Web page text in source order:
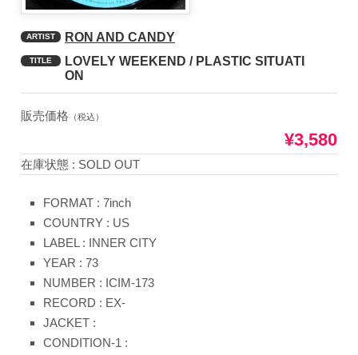
ARTIST RON AND CANDY
TITLE
LOVELY WEEKEND / PLASTIC SITUATI
ON
販売価格 （税込）
¥3,580
在庫状態 : SOLD OUT
FORMAT : 7inch
COUNTRY : US
LABEL : INNER CITY
YEAR : 73
NUMBER : ICIM-173
RECORD : EX-
JACKET :
CONDITION-1 :